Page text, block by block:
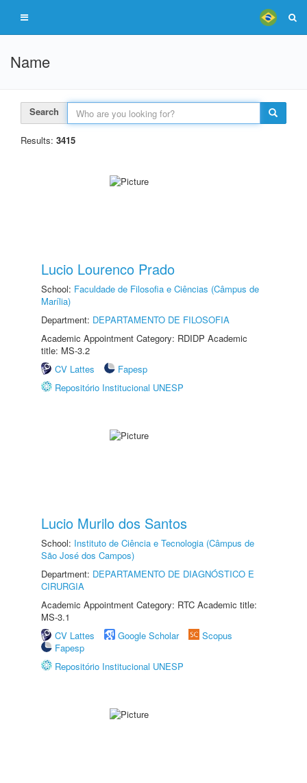
Name
Search
Results: 3415
Lucio Lourenco Prado
School: Faculdade de Filosofia e Ciências (Câmpus de
Marília)
Department: DEPARTAMENTO DE FILOSOFIA
Academic Appointment Category: RDIDP Academic
title: MS-3.2
CV Lattes
Fapesp
Repositório Institucional UNESP
Lucio Murilo dos Santos
School: Instituto de Ciência e Tecnologia (Câmpus de
São José dos Campos)
Department: DEPARTAMENTO DE DIAGNÓSTICO E
CIRURGIA
Academic Appointment Category: RTC Academic title:
MS-3.1
CV Lattes
Google Scholar
Scopus
Fapesp
Repositório Institucional UNESP